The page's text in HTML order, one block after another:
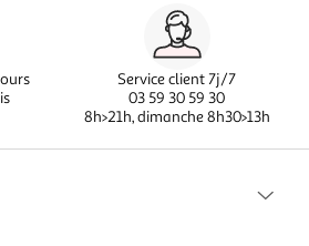
Service client 7j/7
03 59 30 59 30
8h>21h, dimanche 8h30>13h